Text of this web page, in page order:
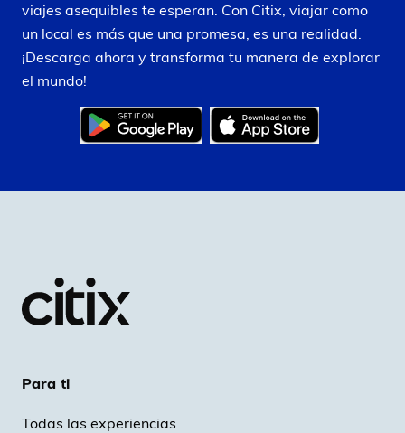
viajes asequibles te esperan. Con Citix, viajar como
un local es más que una promesa, es una realidad.
¡Descarga ahora y transforma tu manera de explorar
el mundo!
Para ti
Todas las experiencias